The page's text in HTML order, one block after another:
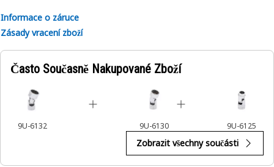
Informace o záruce
Zásady vracení zboží
Často Současně Nakupované Zboží
9U-6132 9U-6130 9U-6125
Zobrazit všechny součásti